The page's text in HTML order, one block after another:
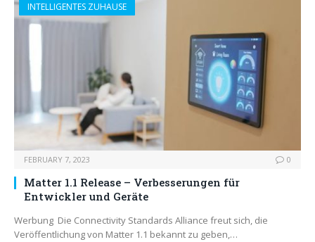
INTELLIGENTES ZUHAUSE
FEBRUARY 7, 2023 0
Matter 1.1 Release – Verbesserungen für
Entwickler und Geräte
Werbung Die Connectivity Standards Alliance freut sich, die
Veröffentlichung von Matter 1.1 bekannt zu geben,…